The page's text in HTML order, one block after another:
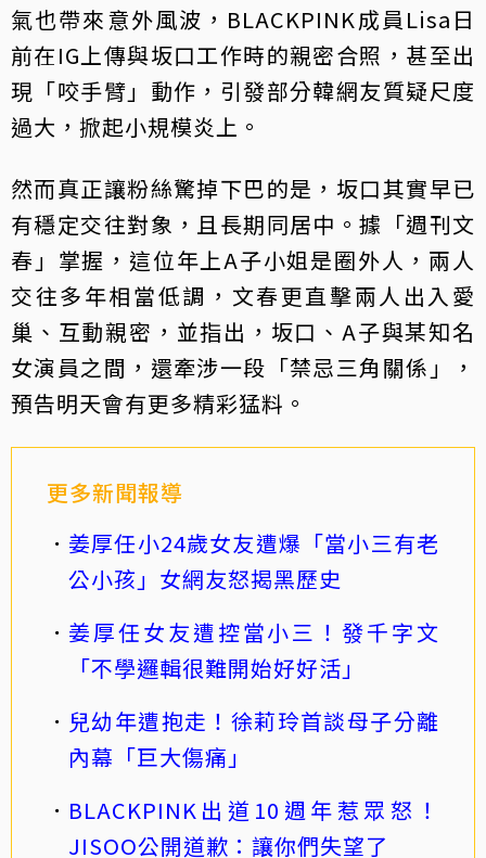
氣也帶來意外風波，BLACKPINK成員Lisa日
前在IG上傳與坂口工作時的親密合照，甚至出
現「咬手臂」動作，引發部分韓網友質疑尺度
過大，掀起小規模炎上。
然而真正讓粉絲驚掉下巴的是，坂口其實早已
有穩定交往對象，且長期同居中。據「週刊文
春」掌握，這位年上A子小姐是圈外人，兩人
交往多年相當低調，文春更直擊兩人出入愛
巢、互動親密，並指出，坂口、A子與某知名
女演員之間，還牽涉一段「禁忌三角關係」，
預告明天會有更多精彩猛料。
更多新聞報導
姜厚任小24歲女友遭爆「當小三有老
公小孩」女網友怒揭黑歷史
姜厚任女友遭控當小三！發千字文
「不學邏輯很難開始好好活」
兒幼年遭抱走！徐莉玲首談母子分離
內幕「巨大傷痛」
BLACKPINK出道10週年惹眾怒！
JISOO公開道歉：讓你們失望了